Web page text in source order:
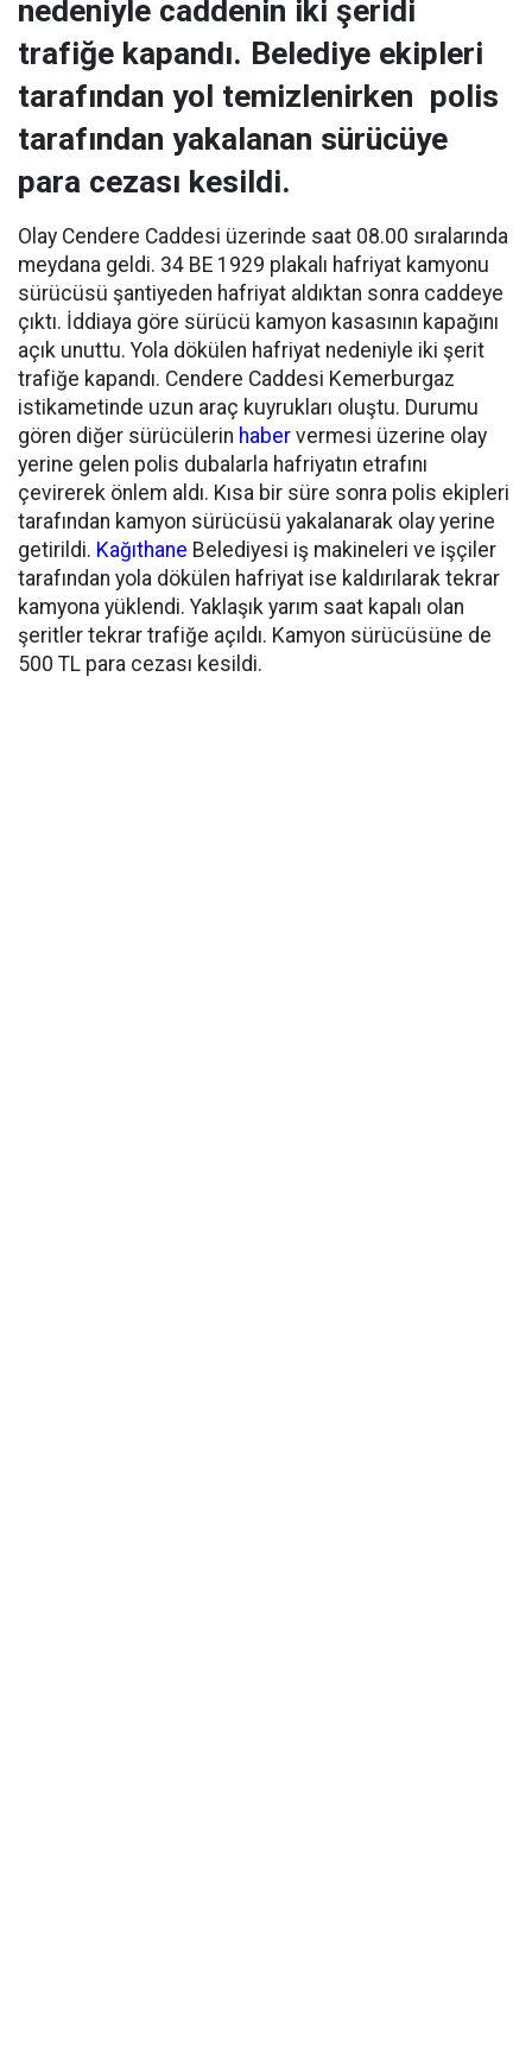
nedeniyle caddenin iki şeridi
trafiğe kapandı. Belediye ekipleri
tarafından yol temizlenirken polis
tarafından yakalanan sürücüye
para cezası kesildi.
Olay Cendere Caddesi üzerinde saat 08.00 sıralarında
meydana geldi. 34 BE 1929 plakalı hafriyat kamyonu
sürücüsü şantiyeden hafriyat aldıktan sonra caddeye
çıktı. İddiaya göre sürücü kamyon kasasının kapağını
açık unuttu. Yola dökülen hafriyat nedeniyle iki şerit
trafiğe kapandı. Cendere Caddesi Kemerburgaz
istikametinde uzun araç kuyrukları oluştu. Durumu
gören diğer sürücülerin haber vermesi üzerine olay
yerine gelen polis dubalarla hafriyatın etrafını
çevirerek önlem aldı. Kısa bir süre sonra polis ekipleri
tarafından kamyon sürücüsü yakalanarak olay yerine
getirildi. Kağıthane Belediyesi iş makineleri ve işçiler
tarafından yola dökülen hafriyat ise kaldırılarak tekrar
kamyona yüklendi. Yaklaşık yarım saat kapalı olan
şeritler tekrar trafiğe açıldı. Kamyon sürücüsüne de
500 TL para cezası kesildi.